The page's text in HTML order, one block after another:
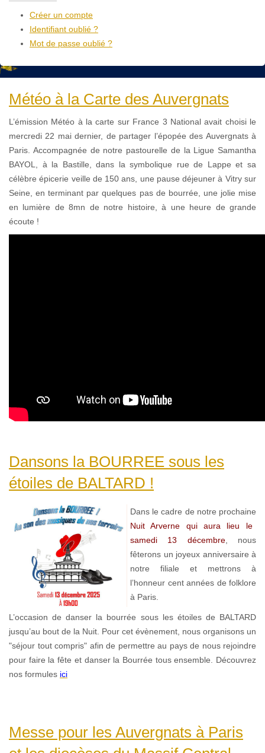
Créer un compte
Identifiant oublié ?
Mot de passe oublié ?
Météo à la Carte des Auvergnats
L’émission Météo à la carte sur France 3 National avait choisi le
mercredi 22 mai dernier, de partager l’épopée des Auvergnats à
Paris. Accompagnée de notre pastourelle de la Ligue Samantha
BAYOL, à la Bastille, dans la symbolique rue de Lappe et sa
célèbre épicerie veille de 150 ans, une pause déjeuner à Vitry sur
Seine, en terminant par quelques pas de bourrée, une jolie mise
en lumière de 8mn de notre histoire, à une heure de grande
écoute !
Dansons la BOURREE sous les
étoiles de BALTARD !
Dans le cadre de notre prochaine
Nuit Arverne qui aura lieu le
samedi 13 décembre, nous
fêterons un joyeux anniversaire à
notre filiale et mettrons à
l’honneur cent années de folklore
à Paris.
L’occasion de danser la bourrée sous les étoiles de BALTARD
jusqu’au bout de la Nuit. Pour cet évènement, nous organisons un
"séjour tout compris" afin de permettre au pays de nous rejoindre
pour faire la fête et danser la Bourrée tous ensemble. Découvrez
nos formules ici
Messe pour les Auvergnats à Paris